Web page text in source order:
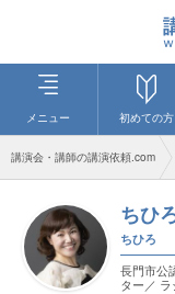
メニュー 初めての方
講演会・講師の講演依頼.com
ちひ
ちひろ
長門市公
ター／